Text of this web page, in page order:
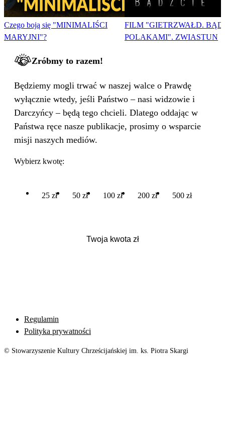
Czego boją się "MINIMALIŚCI
MARYJNI"?
FILM "GIETRZWAŁD.
POLAKAMI". ZWIASTUN
Zróbmy to razem!
Będziemy mogli trwać w naszej walce o Prawdę
wyłącznie wtedy, jeśli Państwo – nasi widzowie i
Darczyńcy – będą tego chcieli. Dlatego oddając w
Państwa ręce nasze publikacje, prosimy o wsparcie
misji naszych mediów.
Wybierz kwotę:
25 zł 50 zł 100 zł 200 zł 500 zł
Regulamin
Polityka prywatności
© Stowarzyszenie Kultury Chrześcijańskiej im. ks. Piotra Skargi